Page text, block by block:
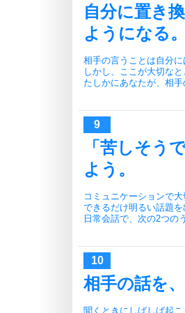
自分に置き
ようになる。
相手の言うことは自分
しかし、ここが大切なと
たしかにあなたが、相
「苦しそう
よう。
コミュニケーションで
できるだけ明るい話題を
日常会話で、次の2つの
相手の話を
聞くときにしばしば起